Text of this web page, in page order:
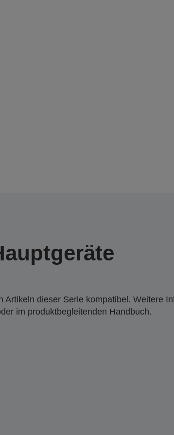
dieser Serie kompatibel. Weitere
im produktbegleitenden Handbuch.